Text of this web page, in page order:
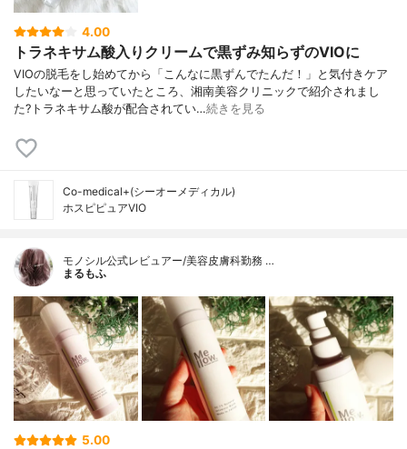
4.00
トラネキサム酸入りクリームで黒ずみ知らずのVIOに
VIOの脱毛をし始めてから「こんなに黒ずんでたんだ！」と気付きケア
したいなーと思っていたところ、湘南美容クリニックで紹介されまし
た?トラネキサム酸が配合されてい…続きを見る
Co-medical+(シーオーメディカル)
ホスピピュアVIO
モノシル公式レビュアー/美容皮膚科勤務 …
まるもふ
5.00